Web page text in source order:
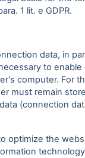
1 lit. e GDPR.
data, in
to enable
computer. For
must remain
(connection
optimize the